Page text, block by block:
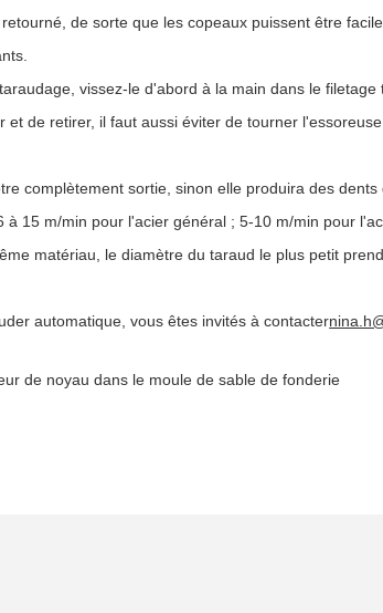
de sorte que les copeaux puissent être
vissez-le d'abord à la main dans le
de retirer, il faut aussi éviter de tourner
complètement sortie, sinon elle produira des
15 m/min pour l'acier général ; 5-10 m/min pour
matériau, le diamètre du taraud le plus petit
automatique, vous êtes invités à contacter
de noyau dans le moule de sable de fonderie